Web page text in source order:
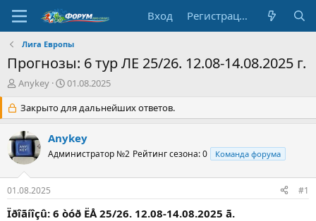
Вход Регистрация
Лига Европы
Прогнозы: 6 тур ЛЕ 25/26. 12.08-14.08.2025 г.
А
т
о
р
т
е
м
Anykey
Д
т
а
н
а
ч
а
01.08.2025
Закрыто для дальнейших ответов.
Anykey
Администратор №2 Рейтинг сезона: 0 Команда форума
01.08.2025 #1
Ïðîãíîçû: 6 òóð ËÅ 25/26. 12.08-14.08.2025 ã.